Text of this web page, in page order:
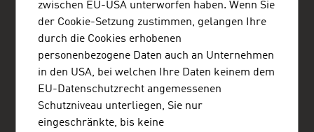
algier@advantageaustria.org
www.advantageaustria.org/dz
Gewinnen Sie exklusive Einblicke in verschiedene
Branchen und Unternehmen der österreichischen
Wirtschaft.
zwischen EU-USA unterworfen haben. Wenn Sie
der Cookie-Setzung zustimmen, gelangen Ihre
durch die Cookies erhobenen
personenbezogene Daten auch an Unternehmen
in den USA, bei welchen Ihre Daten keinem dem
EU-Datenschutzrecht angemessenen
Schutzniveau unterliegen, Sie nur
eingeschränkte, bis keine